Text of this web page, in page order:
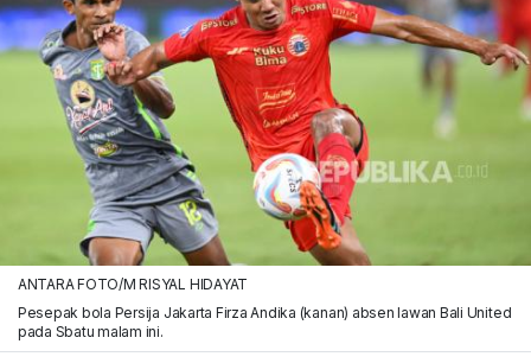
ANTARA FOTO/M RISYAL HIDAYAT
Pesepak bola Persija Jakarta Firza Andika (kanan) absen lawan Bali United
pada Sbatu malam ini.